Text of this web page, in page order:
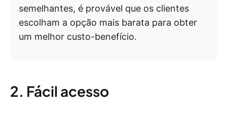
semelhantes, é provável que os clientes
escolham a opção mais barata para obter
um melhor custo-benefício.
2. Fácil acesso